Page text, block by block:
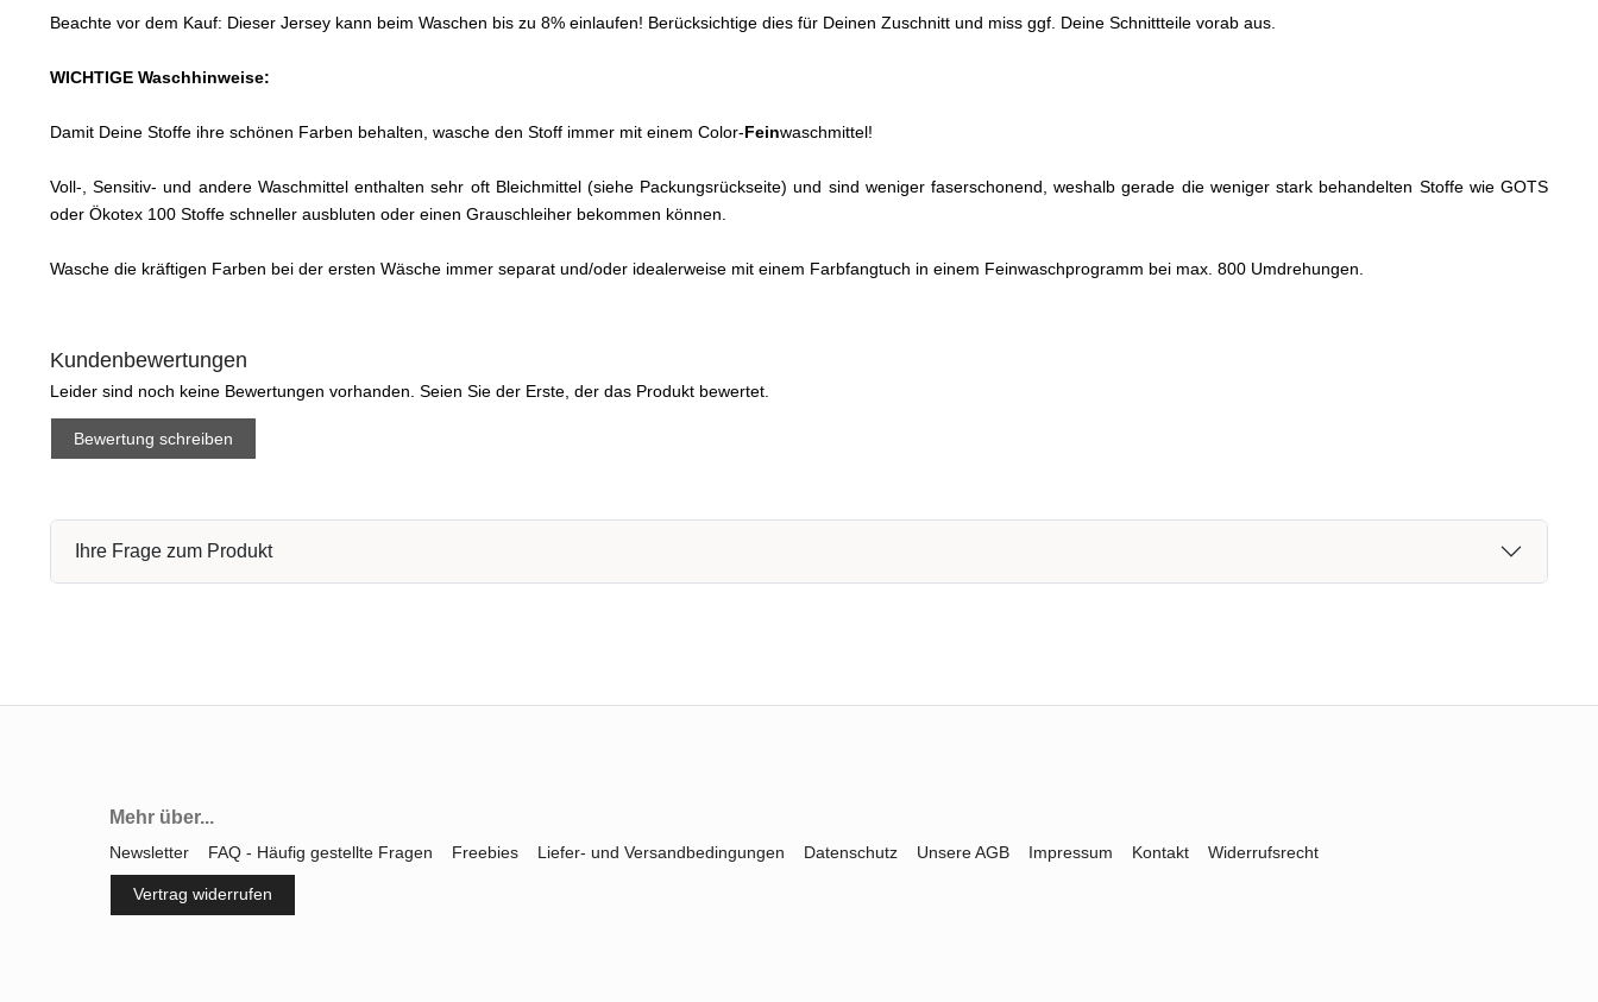
Beachte vor dem Kauf: Dieser Jersey kann beim Waschen bis zu 8% einlaufen! Berücksichtige dies für Deinen Zuschnitt und miss ggf. Deine Schnittteile vorab aus.
WICHTIGE Waschhinweise:
Damit Deine Stoffe ihre schönen Farben behalten, wasche den Stoff immer mit einem Color-Feinwaschmittel!
Voll-, Sensitiv- und andere Waschmittel enthalten sehr oft Bleichmittel (siehe Packungsrückseite) und sind weniger faserschonend, weshalb gerade die weniger stark behandelten Stoffe wie GOTS
oder Ökotex 100 Stoffe schneller ausbluten oder einen Grauschleiher bekommen können.
Wasche die kräftigen Farben bei der ersten Wäsche immer separat und/oder idealerweise mit einem Farbfangtuch in einem Feinwaschprogramm bei max. 800 Umdrehungen.
Kundenbewertungen
Leider sind noch keine Bewertungen vorhanden. Seien Sie der Erste, der das Produkt bewertet.
Bewertung schreiben
Ihre Frage zum Produkt
Mehr über...
Newsletter FAQ - Häufig gestellte Fragen Freebies Liefer- und Versandbedingungen Datenschutz Unsere AGB Impressum Kontakt Widerrufsrecht
Vertrag widerrufen